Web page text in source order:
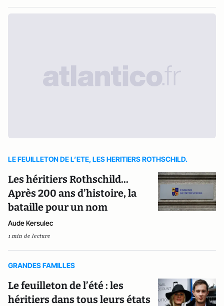
LE FEUILLETON DE L’ETE, LES HERITIERS ROTHSCHILD.
Les héritiers Rothschild...
Après 200 ans d’histoire, la
bataille pour un nom
Aude Kersulec
1 min de lecture
GRANDES FAMILLES
Le feuilleton de l’été : les
héritiers dans tous leurs états